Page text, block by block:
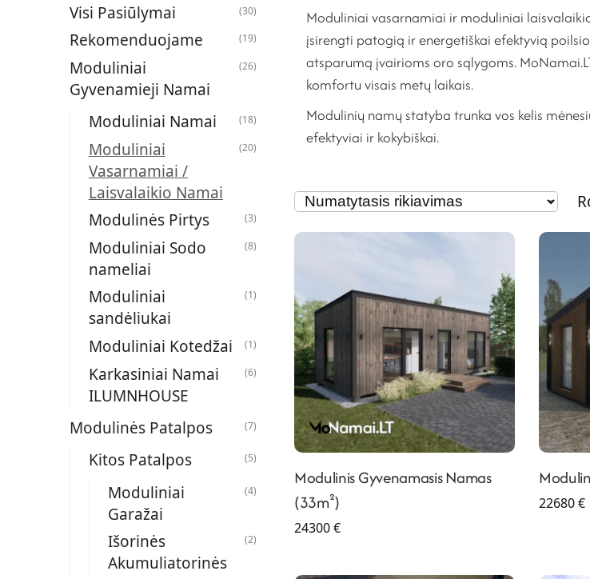
Moduliniai vasarnamiai ir moduliniai
įsirengti patogią ir energetiškai efektyvią
atsparumą įvairioms oro sąlygoms.
komfortu visais metų laikais.
Modulinių namų statyba trunka vos kelis
efektyviai ir kokybiškai.
Modulinis Gyvenamasis Namas
(33m²)
24300€
22680€
Visi Pasiūlymai (30)
Rekomenduojame (19)
Moduliniai
Gyvenamieji Namai
(26)
Moduliniai Namai (18)
Moduliniai
Vasarnamiai /
Laisvalaikio Namai
(20)
Modulinės Pirtys (3)
Moduliniai Sodo
nameliai
(8)
Moduliniai
sandėliukai
(1)
Moduliniai Kotedžai (1)
Karkasiniai Namai
ILUMNHOUSE
(6)
Modulinės Patalpos (7)
Kitos Patalpos (5)
Moduliniai
Garažai
(4)
Išorinės
Akumuliatorinės​​
(2)